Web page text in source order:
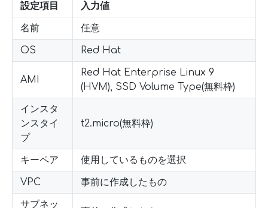
設定項目 入力値
名前 任意
OS Red Hat
AMI
Red Hat Enterprise Linux 9
(HVM), SSD Volume Type(無料枠)
インスタ
ンスタイ
プ
t2.micro(無料枠)
キーペア 使用しているものを選択
VPC 事前に作成したもの
サブネッ